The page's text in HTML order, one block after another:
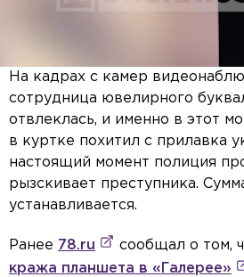
На кадрах с камер
сотрудница ювелирного
отвлеклась, и именно в этот
в куртке похитил с прилавка
настоящий момент полиция
рызскивает преступника.
устанавливается.
Ранее 78.ru
сообщал о том,
кража планшета в «Галерее»